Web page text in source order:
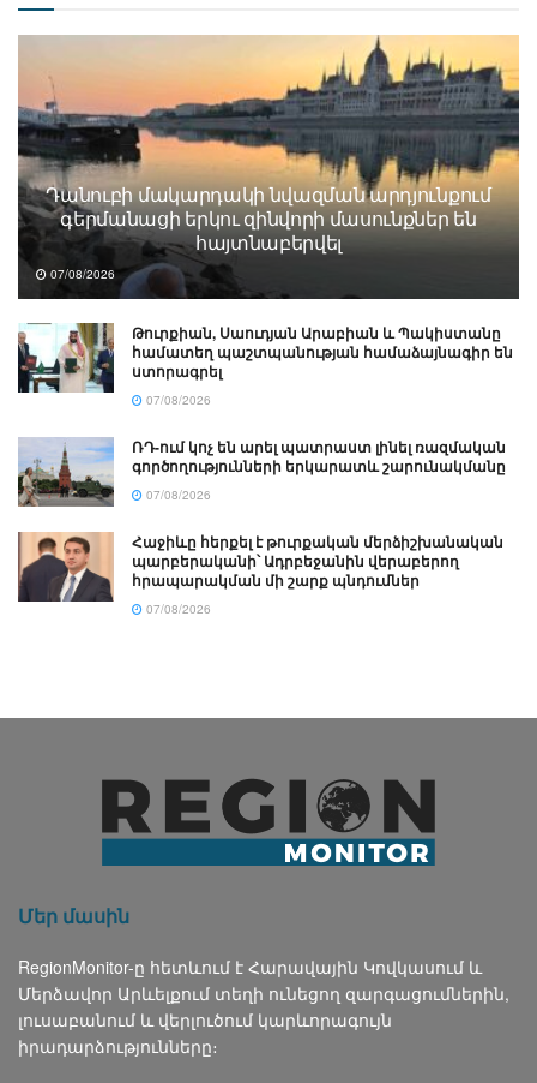
Դանուբի մակարդակի նվազման արդյունքում
գերմանացի երկու զինվորի մասունքներ են
հայտնաբերվել
07/08/2026
Թուրքիան, Սաուդյան Արաբիան և Պակիստանը
համատեղ պաշտպանության համաձայնագիր են
ստորագրել
07/08/2026
ՌԴ-ում կոչ են արել պատրաստ լինել ռազմական
գործողությունների երկարատև շարունակմանը
07/08/2026
Հաջիևը հերքել է թուրքական մերձիշխանական
պարբերականի՝ Ադրբեջանին վերաբերող
հրապարակման մի շարք պնդումներ
07/08/2026
Մեր մասին
RegionMonitor-ը հետևում է Հարավային Կովկասում և
Մերձավոր Արևելքում տեղի ունեցող զարգացումներին,
լուսաբանում և վերլուծում կարևորագույն
իրադարձությունները։